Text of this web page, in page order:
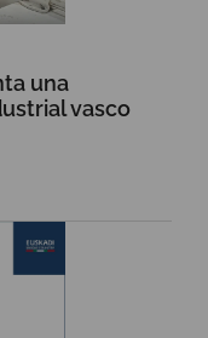
una
vasco